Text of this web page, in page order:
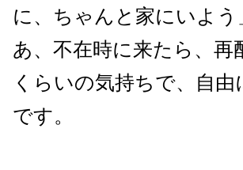
に、ちゃんと家にいよ
あ、不在時に来たら、
くらいの気持ちで、自
です。